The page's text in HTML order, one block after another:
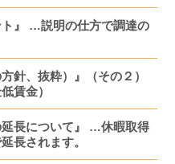
ト』 …説明の仕方で調達の
針、抜粋）』（その２）
賃金）
延長について』 …休暇取得
長されます。